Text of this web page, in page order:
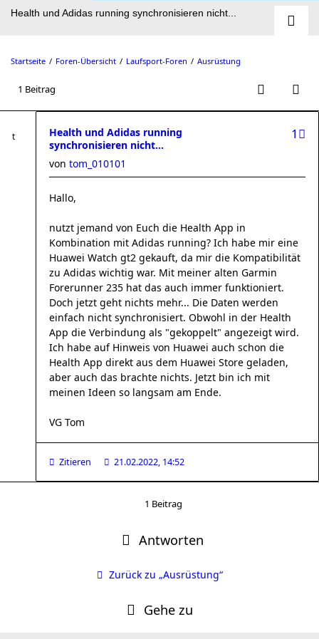
Health und Adidas running synchronisieren nicht...
Startseite Foren-Übersicht Laufsport-Foren Ausrüstung
1 Beitrag
Health und Adidas running
synchronisieren nicht...
1
von tom_010101
Hallo,
nutzt jemand von Euch die Health App in
Kombination mit Adidas running? Ich habe mir eine
Huawei Watch gt2 gekauft, da mir die Kompatibilität
zu Adidas wichtig war. Mit meiner alten Garmin
Forerunner 235 hat das auch immer funktioniert.
Doch jetzt geht nichts mehr... Die Daten werden
einfach nicht synchronisiert. Obwohl in der Health
App die Verbindung als "gekoppelt" angezeigt wird.
Ich habe auf Hinweis von Huawei auch schon die
Health App direkt aus dem Huawei Store geladen,
aber auch das brachte nichts. Jetzt bin ich mit
meinen Ideen so langsam am Ende.
VG Tom
Zitieren 21.02.2022, 14:52
1 Beitrag
Antworten
Zurück zu „Ausrüstung“
Gehe zu